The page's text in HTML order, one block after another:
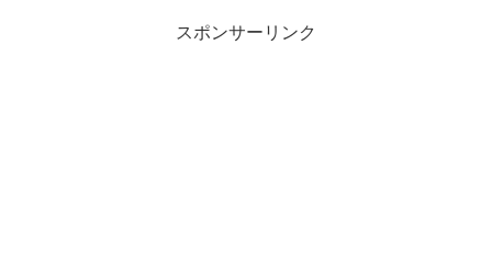
スポンサーリンク